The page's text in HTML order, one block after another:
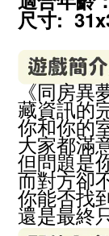
尺寸:
《同房異
藏資訊的
你和你的
大家都滿
但問題是
而對方卻
你能否找
還是最終